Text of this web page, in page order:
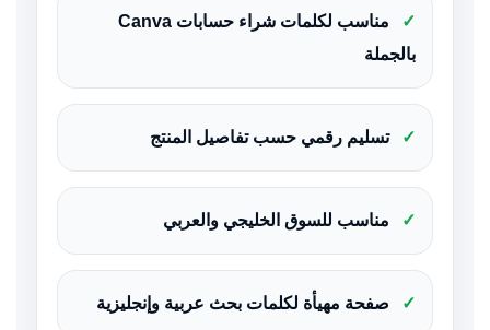
✓
مناسب لكلمات شراء حسابات Canva
بالجملة
✓ تسليم رقمي حسب تفاصيل المنتج
✓ مناسب للسوق الخليجي والعربي
✓ صفحة مهيأة لكلمات بحث عربية وإنجليزية